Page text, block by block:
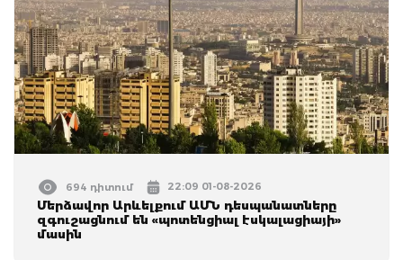
694 դիտում 22:09 01-08-2026
Մերձավոր Արևելքում ԱՄՆ դեսպանատները
զգուշացնում են «պոտենցիալ էսկալացիայի»
մասին